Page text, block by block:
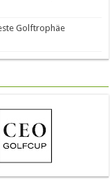
Golftrophäe